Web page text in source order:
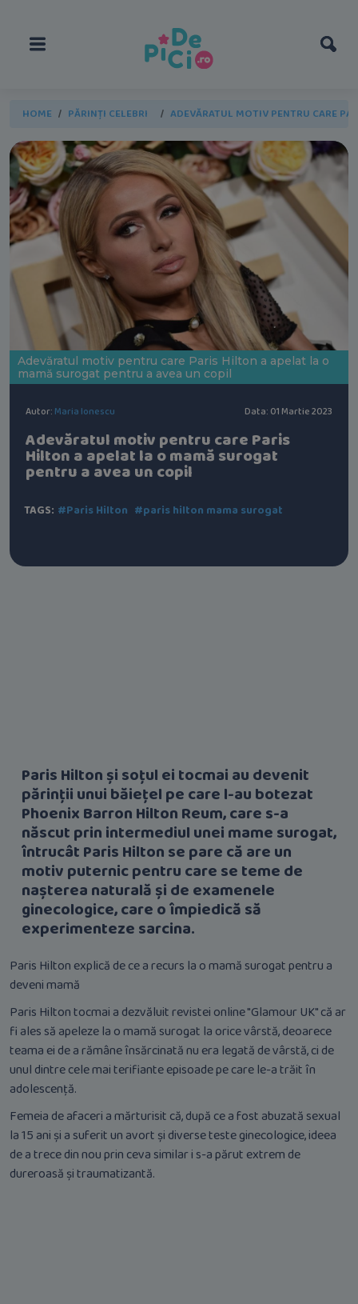
HOME PĂRINȚI CELEBRI ADEVĂRATUL MOTIV PENTRU CARE
Adevăratul motiv pentru care Paris Hilton a apelat la o
mamă surogat pentru a avea un copil
Autor: Maria Ionescu Data: 01 Martie 2023
Adevăratul motiv pentru care Paris
Hilton a apelat la o mamă surogat
pentru a avea un copil
TAGS: #Paris Hilton #paris hilton mama surogat
Paris Hilton și soțul ei tocmai au devenit
părinții unui băiețel pe care l-au botezat
Phoenix Barron Hilton Reum, care s-a
născut prin intermediul unei mame surogat,
întrucât Paris Hilton se pare că are un
motiv puternic pentru care se teme de
nașterea naturală și de examenele
ginecologice, care o împiedică să
experimenteze sarcina.
Paris Hilton explică de ce a recurs la o mamă surogat pentru a
deveni mamă
Paris Hilton tocmai a dezvăluit revistei online "Glamour UK" că ar
fi ales să apeleze la o mamă surogat la orice vârstă, deoarece
teama ei de a rămâne însărcinată nu era legată de vârstă, ci de
unul dintre cele mai terifiante episoade pe care le-a trăit în
adolescență.
Femeia de afaceri a mărturisit că, după ce a fost abuzată sexual
la 15 ani și a suferit un avort și diverse teste ginecologice, ideea
de a trece din nou prin ceva similar i s-a părut extrem de
dureroasă și traumatizantă.